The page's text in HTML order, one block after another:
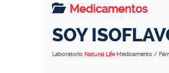
Medicamentos
SOY
Laboratorio Natural Life Medicamento /